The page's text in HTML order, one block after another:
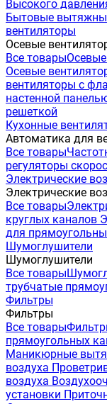
Высокого
Бытовые
вентиляторы
Осевые
Все товары
Осевые
вентиляторы с
настенной
решеткой
Кухонные
Автоматика для
Все товары
регуляторы
Электрические
Электрические
Все товары
круглых каналов
для
Шумоглушители
Шумоглушители
Все товары
трубчатые
Фильтры
Фильтры
Все товары
прямоугольных
Маникюрные
воздуха
воздуха
установки